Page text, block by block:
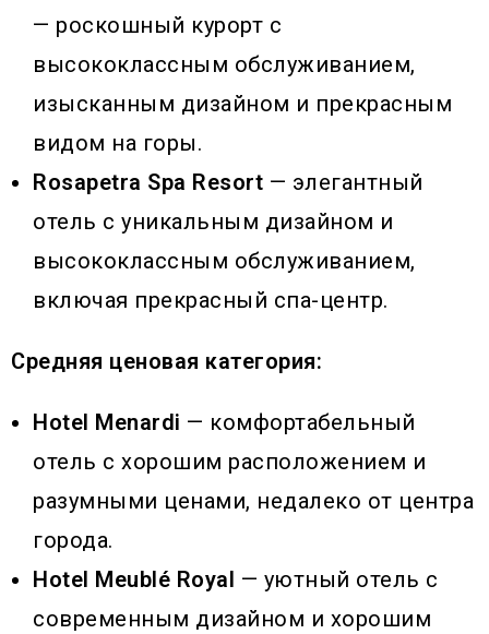
— роскошный курорт с
высококлассным обслуживанием,
изысканным дизайном и прекрасным
видом на горы.
Rosapetra Spa Resort — элегантный
отель с уникальным дизайном и
высококлассным обслуживанием,
включая прекрасный спа-центр.
Средняя ценовая категория:
Hotel Menardi — комфортабельный
отель с хорошим расположением и
разумными ценами, недалеко от центра
города.
Hotel Meublé Royal — уютный отель с
современным дизайном и хорошим